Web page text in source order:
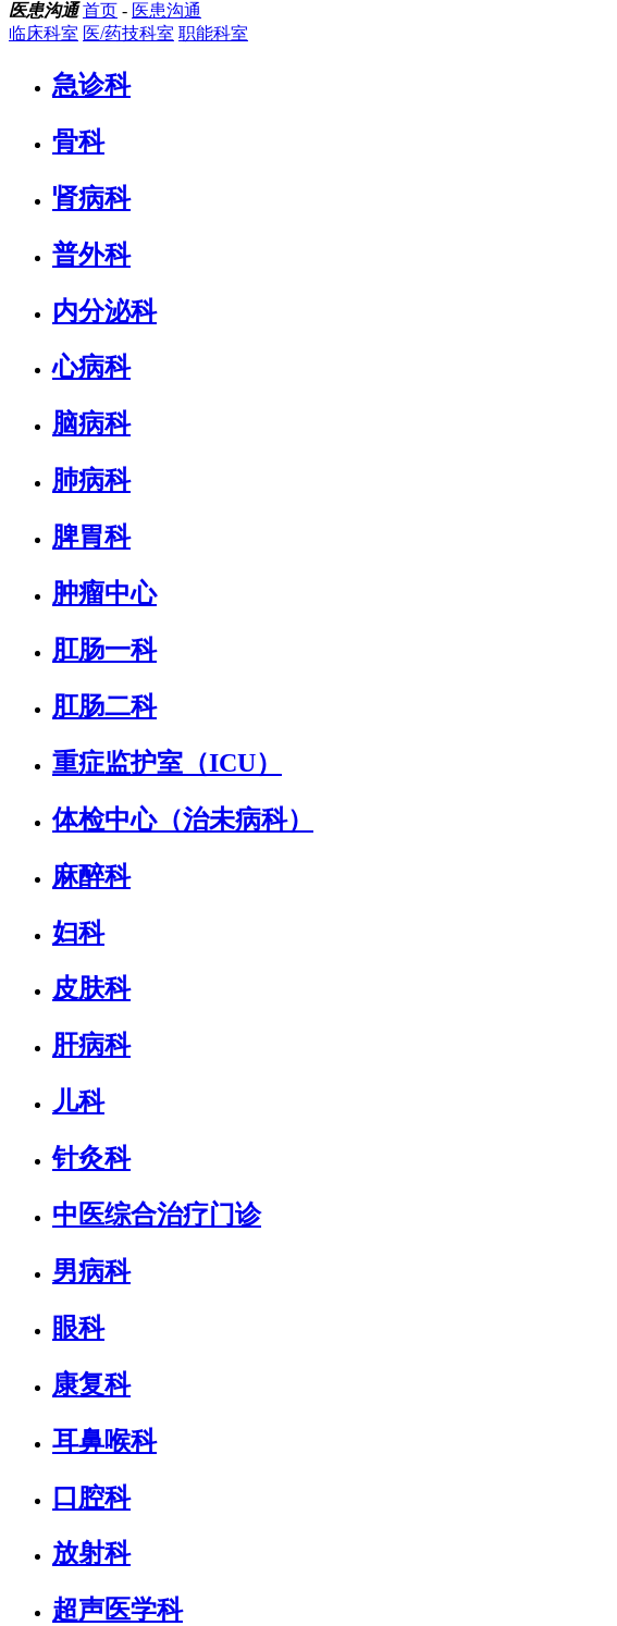
医患沟通 首页 - 医患沟通
临床科室 医/药技科室 职能科室
急诊科
骨科
肾病科
普外科
内分泌科
心病科
脑病科
肺病科
脾胃科
肿瘤中心
肛肠一科
肛肠二科
重症监护室（ICU）
体检中心（治未病科）
麻醉科
妇科
皮肤科
肝病科
儿科
针灸科
中医综合治疗门诊
男病科
眼科
康复科
耳鼻喉科
口腔科
放射科
超声医学科